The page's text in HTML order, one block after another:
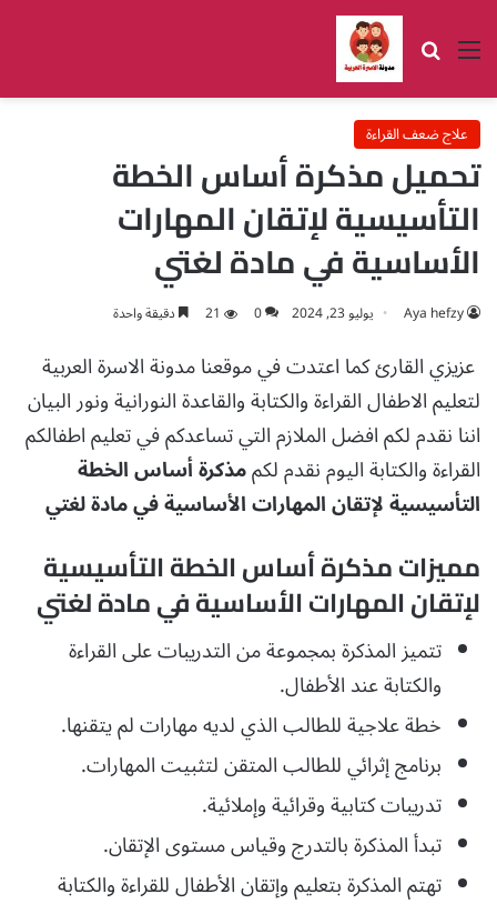
القائمة بحث عن
علاج ضعف القراءة
تحميل مذكرة أساس الخطة
التأسيسية لإتقان المهارات
الأساسية في مادة لغتي
Aya hefzy يوليو 23, 2024 0
21 دقيقة واحدة
عزيزي القارئ كما اعتدت في موقعنا مدونة الاسرة العربية
لتعليم الاطفال القراءة والكتابة والقاعدة النورانية ونور البيان
اننا نقدم لكم افضل الملازم التي تساعدكم في تعليم اطفالكم
القراءة والكتابة اليوم نقدم لكممذكرة أساس الخطة
التأسيسية لإتقان المهارات الأساسية في مادة لغتي
مميزات مذكرة أساس الخطة التأسيسية
لإتقان المهارات الأساسية في مادة لغتي
تتميز المذكرة بمجموعة من التدريبات على القراءة
والكتابة عند الأطفال.
خطة علاجية للطالب الذي لديه مهارات لم يتقنها.
برنامج إثرائي للطالب المتقن لتثبيت المهارات.
تدريبات كتابية وقرائية وإملائية.
تبدأ المذكرة بالتدرج وقياس مستوى الإتقان.
تهتم المذكرة بتعليم وإتقان الأطفال للقراءة والكتابة